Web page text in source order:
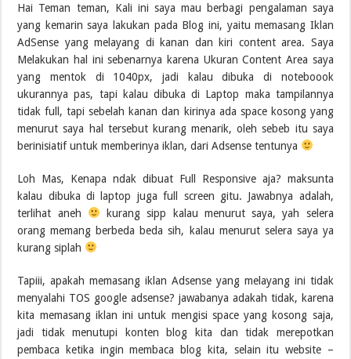
Hai Teman teman, Kali ini saya mau berbagi pengalaman saya
yang kemarin saya lakukan pada Blog ini, yaitu memasang Iklan
AdSense yang melayang di kanan dan kiri content area. Saya
Melakukan hal ini sebenarnya karena Ukuran Content Area saya
yang mentok di 1040px, jadi kalau dibuka di noteboook
ukurannya pas, tapi kalau dibuka di Laptop maka tampilannya
tidak full, tapi sebelah kanan dan kirinya ada space kosong yang
menurut saya hal tersebut kurang menarik, oleh sebeb itu saya
berinisiatif untuk memberinya iklan, dari Adsense tentunya
Loh Mas, Kenapa ndak dibuat Full Responsive aja? maksunta
kalau dibuka di laptop juga full screen gitu. Jawabnya adalah,
terlihat aneh
kurang sipp kalau menurut saya, yah selera
orang memang berbeda beda sih, kalau menurut selera saya ya
kurang siplah
Tapiii, apakah memasang iklan Adsense yang melayang ini tidak
menyalahi TOS google adsense? jawabanya adakah tidak, karena
kita memasang iklan ini untuk mengisi space yang kosong saja,
jadi tidak menutupi konten blog kita dan tidak merepotkan
pembaca ketika ingin membaca blog kita, selain itu website –